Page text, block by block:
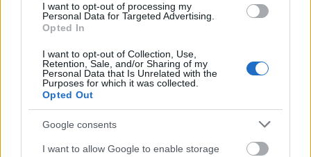
I want to opt-out of processing my
Personal Data for Targeted Advertising.
Opted In
I want to opt-out of Collection, Use,
Retention, Sale, and/or Sharing of my
Personal Data that Is Unrelated with the
Purposes for which it was collected.
Opted Out
Google consents
I want to allow Google to enable storage
Erdély Temesvár